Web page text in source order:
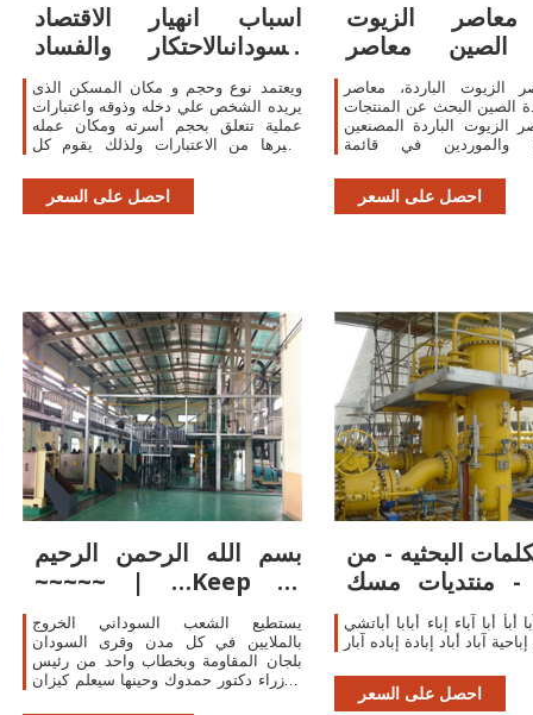
اسباب انهيار الاقتصاد
السودانىالاحتكار والفساد
..وغياب
ويعتمد نوع وحجم و مكان المسكن الذى
يريده الشخص علي دخله وذوقه واعتبارات
عملية تتعلق بحجم أسرته ومكان عمله
وغيرها من الاعتبارات ولذلك يقوم كل
الذي يتناسب
احصل على السعر
الزيوت
الصين معاصر
الزيوت الباردة
الزيوت الباردة، معاصر
الصين البحث عن المنتجات
الزيوت الباردة المصنعين
والموردين في قائمة sa.Made-in-
احصل على السعر
بسم الله الرحمن الرحيم
~~~~~ | …Keep in
touch with the
يستطيع الشعب السوداني الخروج
بالملايين في كل مدن وقرى السودان
بلجان المقاومة وبخطاب واحد من رئيس
الوزراء دكتور حمدوك وحينها سيعلم كيزان
البحثيه - من
- منتديات مسك
الغلا
أبا آباء إباء أبابا أباتشي
آباد أباد إبادة إباده آبار
احصل على السعر